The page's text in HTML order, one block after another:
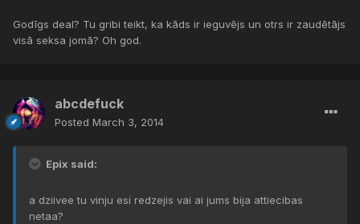
Godīgs deal? Tu gribi teikt, ka kāds ir ieguvējs un otrs ir zaudētājs
visā seksa jomā? Oh god.
abcdefuck
Posted March 3, 2014
Epix said:
a dziivee tu vinju esi redzejis vai ai jums bija attiecibas
netaa?